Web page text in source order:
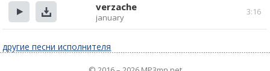
Прослушать
Скачать
3:16
verzache
january
другие песни исполнителя